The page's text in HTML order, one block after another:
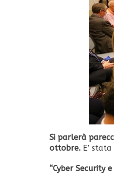
Si parlerà
ottobre. E’
“Cyber Security